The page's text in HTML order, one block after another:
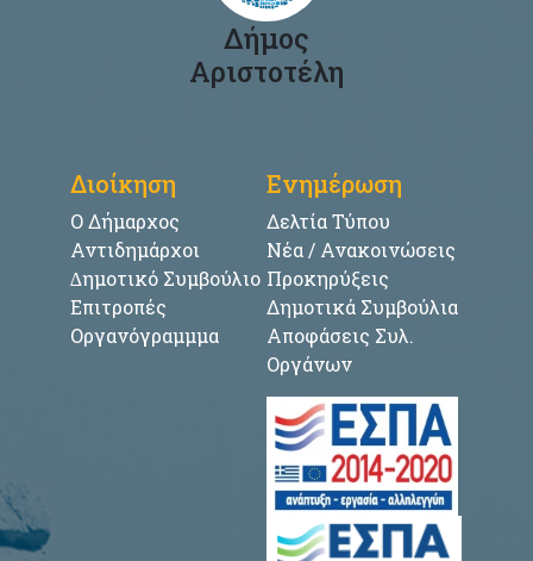
Δήμος
Αριστοτέλη
Διοίκηση
Ο Δήμαρχος
Αντιδημάρχοι
∆ημοτικό Συμβούλιο
Επιτροπές
Οργανόγραμμμα
Ενημέρωση
Δελτία Τύπου
Νέα / Ανακοινώσεις
Προκηρύξεις
Δημοτικά Συμβούλια
Αποφάσεις Συλ.
Οργάνων